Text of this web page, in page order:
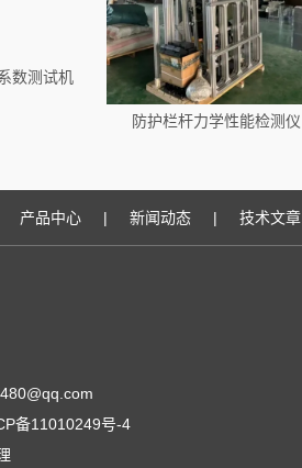
数测试机
防护栏杆力学性能检测仪
产品中心 | 新闻动态 | 技术文章
备11010249号-4
理